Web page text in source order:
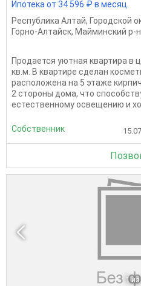
Ипотека от 34 596 ₽ в месяц
Республика Алтай, Городской
Горно-Алтайск, Майминский р-н
Продается уютная квартира в
кв.м. В квартире сделан
расположена на 5 этаже
2 стороны дома, что
естественному освещению и
Собственник 15.07
1 из